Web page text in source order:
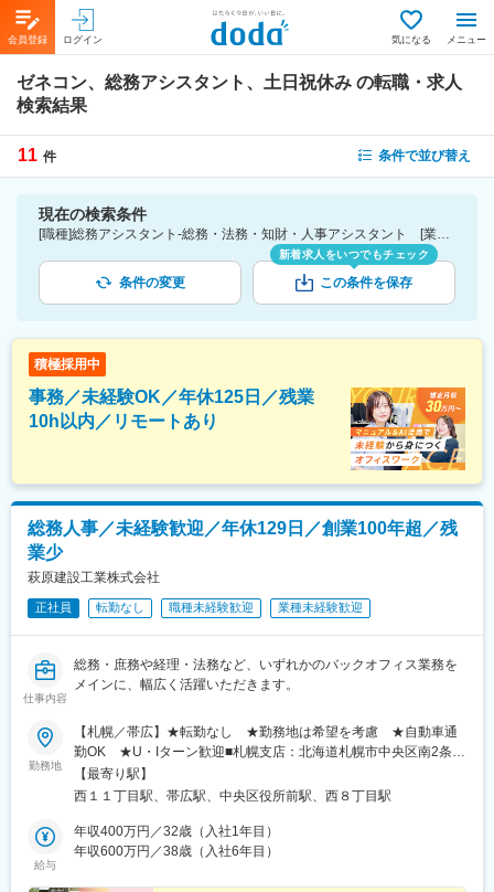
会員登録 ログイン 気になる メニュー
ゼネコン、総務アシスタント、土日祝休み の転職・求人
検索結果
11 件 条件で並び替え
現在の検索条件
[職種]総務アシスタント-総務・法務・知財・人事アシスタント [業種]ゼネコン-建設・プラント・不動産業界 [詳細条件](休日・働き方)土日祝休み
条件の変更
新着求人をいつでもチェック
この条件を保存
積極採用中
事務／未経験OK／年休125日／残業
10h以内／リモートあり
総務人事／未経験歓迎／年休129日／創業100年超／残
業少
萩原建設工業株式会社
正社員 転勤なし 職種未経験歓迎 業種未経験歓迎
仕事内容
総務・庶務や経理・法務など、いずれかのバックオフィス業務を
メインに、幅広く活躍いただきます。
勤務地
【札幌／帯広】★転勤なし ★勤務地は希望を考慮 ★自動車通
勤OK ★U・Iターン歓迎■札幌支店：北海道札幌市中央区南2条西
10丁目5番3 PPCビル6階《最寄り駅》地下鉄東西線「西11丁目
駅」より徒歩3分■本社：北海道帯広市東7条南8丁目2番地《最寄
【最寄り駅】
西１１丁目駅、帯広駅、中央区役所前駅、西８丁目駅
給与
年収400万円／32歳（入社1年目）
年収600万円／38歳（入社6年目）